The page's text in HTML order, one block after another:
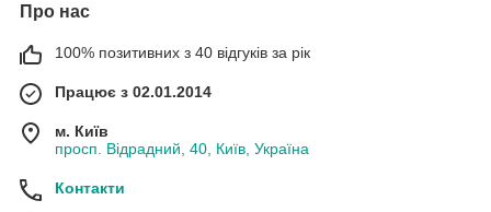
Про нас
100% позитивних з 40 відгуків за рік
Працює з 02.01.2014
м. Київ
просп. Відрадний, 40, Київ, Україна
Контакти